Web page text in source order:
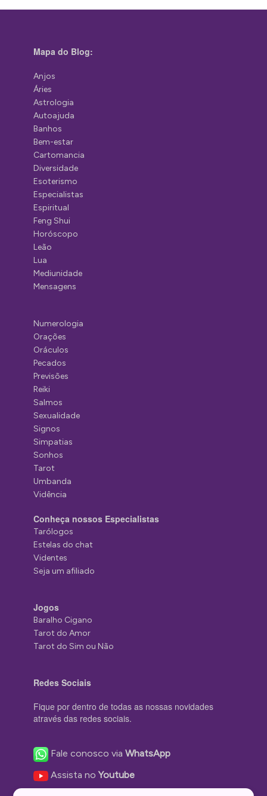
Mapa do Blog:
Anjos
Áries
Astrologia
Autoajuda
Banhos
Bem-estar
Cartomancia
Diversidade
Esoterismo
Especialistas
Espiritual
Feng Shui
Horóscopo
Leão
Lua
Mediunidade
Mensagens
Numerologia
Orações
Oráculos
Pecados
Previsões
Reiki
Salmos
Sexualidade
Signos
Simpatias
Sonhos
Tarot
Umbanda
Vidência
Conheça nossos Especialistas
Tarólogos
Estelas do chat
Videntes
Seja um afiliado
Jogos
Baralho Cigano
Tarot do Amor
Tarot do Sim ou Não
Redes Sociais
Fique por dentro de todas as nossas novidades
através das redes sociais.
Fale conosco viaWhatsApp
Assista noYoutube